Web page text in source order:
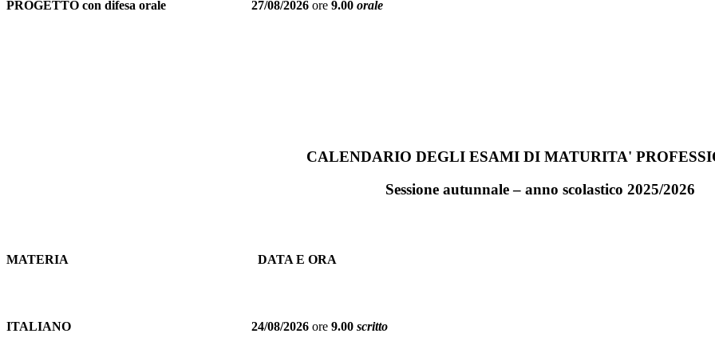
PROGETTO con difesa orale 27/08/2026 ore 9.00 orale
CALENDARIO DEGLI ESAMI DI MATURITA'
Sessione autunnale – anno scolastico 2025/2026
MATERIA DATA E ORA
ITALIANO 24/08/2026 ore 9.00 scritto